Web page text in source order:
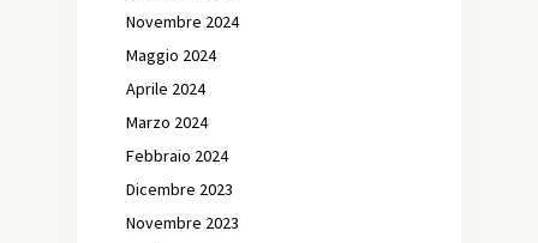
Novembre 2024
Maggio 2024
Aprile 2024
Marzo 2024
Febbraio 2024
Dicembre 2023
Novembre 2023